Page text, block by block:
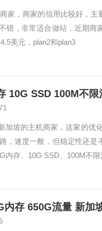
家，商家的信用比较好，
错，非常适合做站，近期
美元，plan2和plan3
10G SSD 100M不
加坡的主机商家，这家的优
，速度一般，但稳定性还
内存、10G SSD、100M不限
内存 650G流量 新加